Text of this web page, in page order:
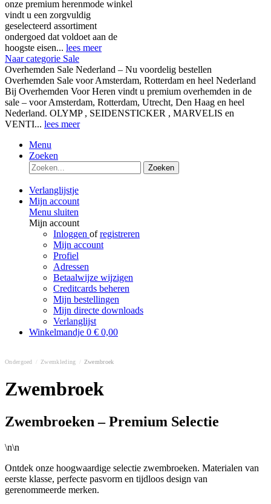
onze premium herenmode winkel
vindt u een zorgvuldig
geselecteerd assortiment
ondergoed dat voldoet aan de
hoogste eisen... lees meer
Naar categorie Sale
Overhemden Sale Nederland – Nu voordelig bestellen
Overhemden Sale voor Amsterdam, Rotterdam en heel Nederland
Bij Overhemden Voor Heren vindt u premium overhemden in de
sale – voor Amsterdam, Rotterdam, Utrecht, Den Haag en heel
Nederland. OLYMP , SEIDENSTICKER , MARVELIS en
VENTI... lees meer
Menu
Zoeken
Zoeken
Verlanglijstje
Mijn account
Menu sluiten
Mijn account
Inloggen ofregistreren
Mijn account
Profiel
Adressen
Betaalwijze wijzigen
Creditcards beheren
Mijn bestellingen
Mijn directe downloads
Verlanglijst
Winkelmandje 0 € 0,00
Ondergoed Zwemkleding Zwembroek
Zwembroek
Zwembroeken – Premium Selectie
\n\n
Ontdek onze hoogwaardige selectie zwembroeken. Materialen van
eerste klasse, perfecte pasvorm en tijdloos design van
gerenommeerde merken.